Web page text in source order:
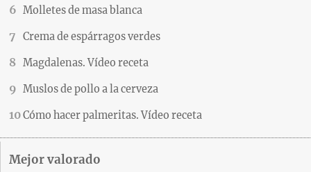
Molletes de masa blanca
Crema de espárragos verdes
Magdalenas. Vídeo receta
Muslos de pollo a la cerveza
Cómo hacer palmeritas. Vídeo receta
Mejor valorado